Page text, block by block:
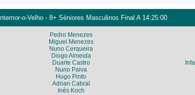
o-Velho - 8+ Séniores Masculinos Final A 14:25:00
Pedro Menezes
Miguel Menezes
Nuno Cerqueira
Diogo Almeida
Duarte Castro
Nuno Paiva
Hugo Pinto
Adrian Cabral
Inês Koch